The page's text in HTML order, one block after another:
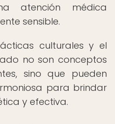
atención médica
sensible.
culturales y el
no son conceptos
sino que pueden
para brindar
y efectiva.